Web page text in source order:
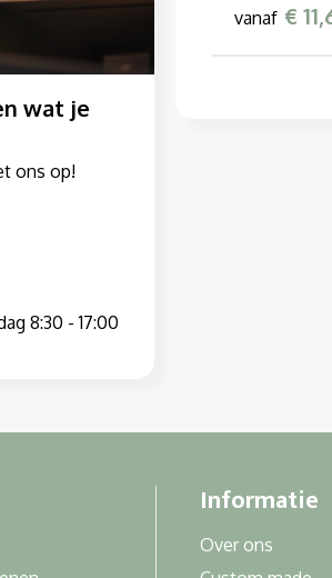
wat je
ons op!
8:30 - 17:00
vanaf €
Informatie
Over ons